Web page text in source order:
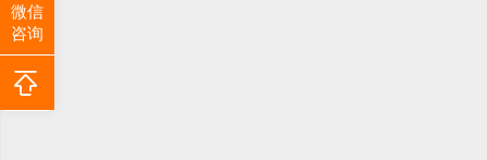
微信
咨询